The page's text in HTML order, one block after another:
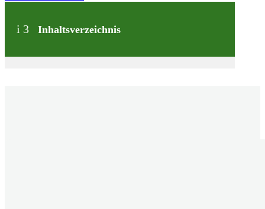
i 3 Inhaltsverzeichnis